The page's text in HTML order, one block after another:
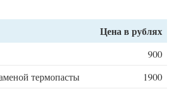
Цена в рублях
900
термопасты
1900